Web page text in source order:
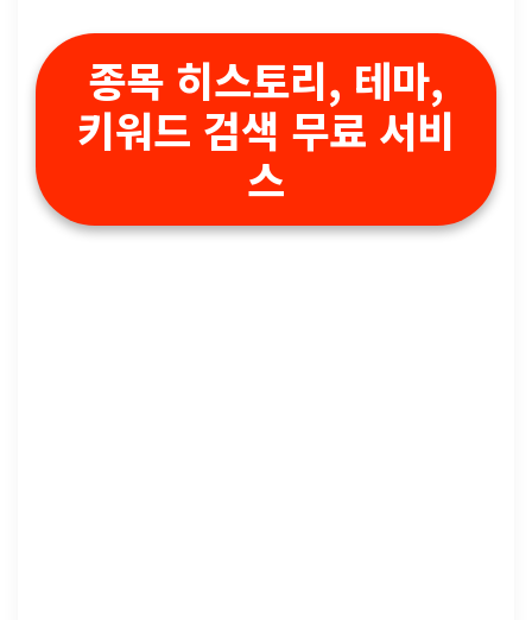
종목 히스토리, 테마,
키워드 검색 무료 서비
스